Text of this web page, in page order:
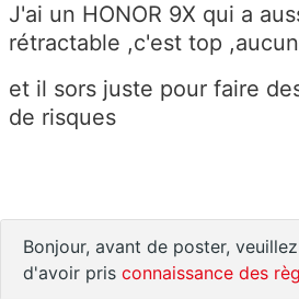
J'ai un HONOR 9X qui a
rétractable ,c'est top
et il sors juste pour faire
de risques
Bonjour, avant de poster,
d'avoir pris connaissance des